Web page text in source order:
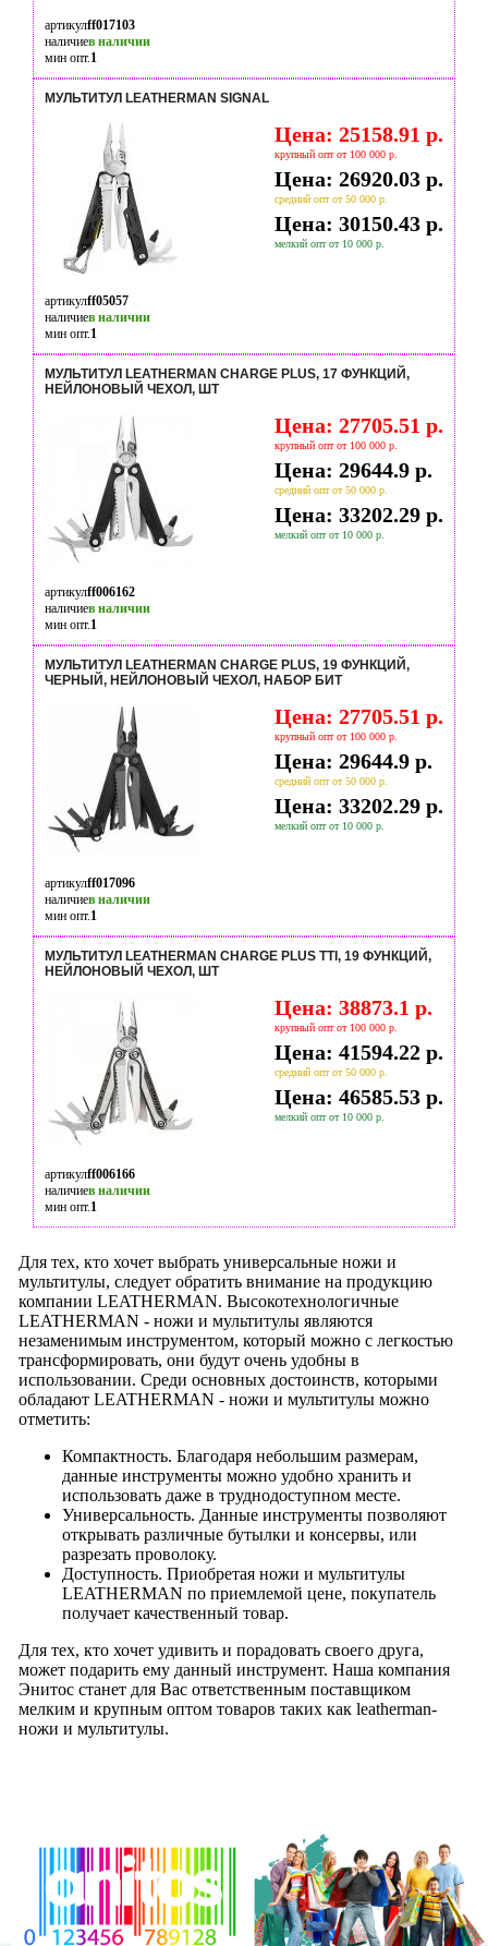
артикулff017103
наличиев наличии
мин опт.1
МУЛЬТИТУЛ LEATHERMAN SIGNAL
Цена: 25158.91 р.
крупный опт от 100 000 р.
Цена: 26920.03 р.
средний опт от 50 000 р.
Цена: 30150.43 р.
мелкий опт от 10 000 р.
артикулff05057
наличиев наличии
мин опт.1
МУЛЬТИТУЛ LEATHERMAN CHARGE PLUS, 17 ФУНКЦИЙ,
НЕЙЛОНОВЫЙ ЧЕХОЛ, ШТ
Цена: 27705.51 р.
крупный опт от 100 000 р.
Цена: 29644.9 р.
средний опт от 50 000 р.
Цена: 33202.29 р.
мелкий опт от 10 000 р.
артикулff006162
наличиев наличии
мин опт.1
МУЛЬТИТУЛ LEATHERMAN CHARGE PLUS, 19 ФУНКЦИЙ,
ЧЕРНЫЙ, НЕЙЛОНОВЫЙ ЧЕХОЛ, НАБОР БИТ
Цена: 27705.51 р.
крупный опт от 100 000 р.
Цена: 29644.9 р.
средний опт от 50 000 р.
Цена: 33202.29 р.
мелкий опт от 10 000 р.
артикулff017096
наличиев наличии
мин опт.1
МУЛЬТИТУЛ LEATHERMAN CHARGE PLUS TTI, 19 ФУНКЦИЙ,
НЕЙЛОНОВЫЙ ЧЕХОЛ, ШТ
Цена: 38873.1 р.
крупный опт от 100 000 р.
Цена: 41594.22 р.
средний опт от 50 000 р.
Цена: 46585.53 р.
мелкий опт от 10 000 р.
артикулff006166
наличиев наличии
мин опт.1
Для тех, кто хочет выбрать универсальные ножи и
мультитулы, следует обратить внимание на продукцию
компании LEATHERMAN. Высокотехнологичные
LEATHERMAN - ножи и мультитулы являются
незаменимым инструментом, который можно с легкостью
трансформировать, они будут очень удобны в
использовании. Среди основных достоинств, которыми
обладают LEATHERMAN - ножи и мультитулы можно
отметить:
Компактность. Благодаря небольшим размерам,
данные инструменты можно удобно хранить и
использовать даже в труднодоступном месте.
Универсальность. Данные инструменты позволяют
открывать различные бутылки и консервы, или
разрезать проволоку.
Доступность. Приобретая ножи и мультитулы
LEATHERMAN по приемлемой цене, покупатель
получает качественный товар.
Для тех, кто хочет удивить и порадовать своего друга,
может подарить ему данный инструмент. Наша компания
Энитос станет для Вас ответственным поставщиком
мелким и крупным оптом товаров таких как leatherman-
ножи и мультитулы.